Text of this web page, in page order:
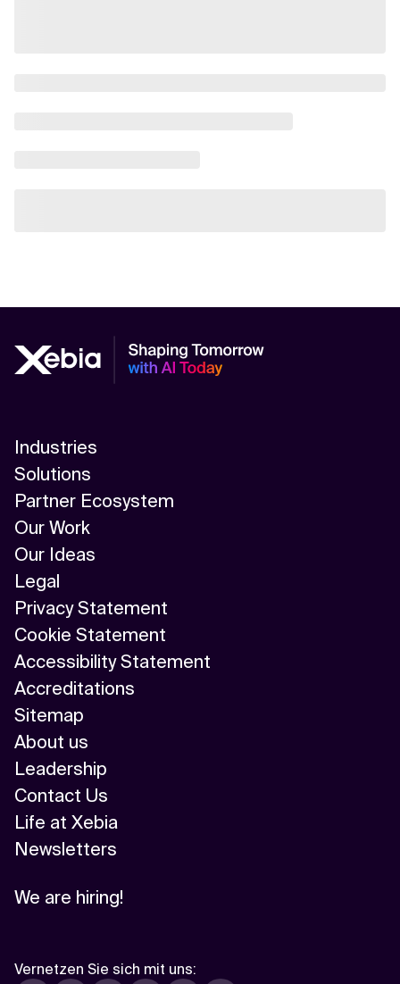
Industries
Solutions
Partner Ecosystem
Our Work
Our Ideas
Legal
Privacy Statement
Cookie Statement
Accessibility Statement
Accreditations
Sitemap
About us
Leadership
Contact Us
Life at Xebia
Newsletters
We are hiring!
Vernetzen Sie sich mit uns: